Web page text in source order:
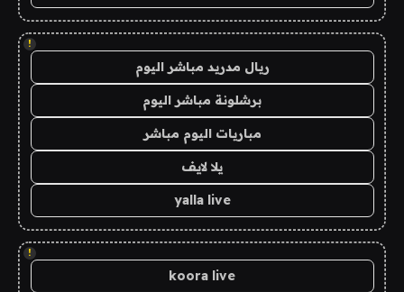
!
ريال مدريد مباشر اليوم
برشلونة مباشر اليوم
مباريات اليوم مباشر
يلا لايف
yalla live
!
koora live